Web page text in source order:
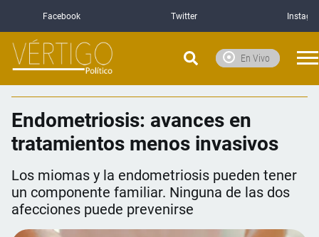
Facebook Twitter
En Vivo
Endometriosis: avances en
tratamientos menos invasivos
Los miomas y la endometriosis pueden tener
un componente familiar. Ninguna de las dos
afecciones puede prevenirse